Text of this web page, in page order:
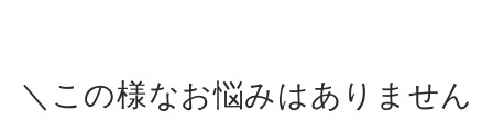
＼この様なお悩みはありません